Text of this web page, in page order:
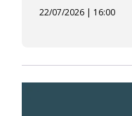
22/07/2026 | 16:00